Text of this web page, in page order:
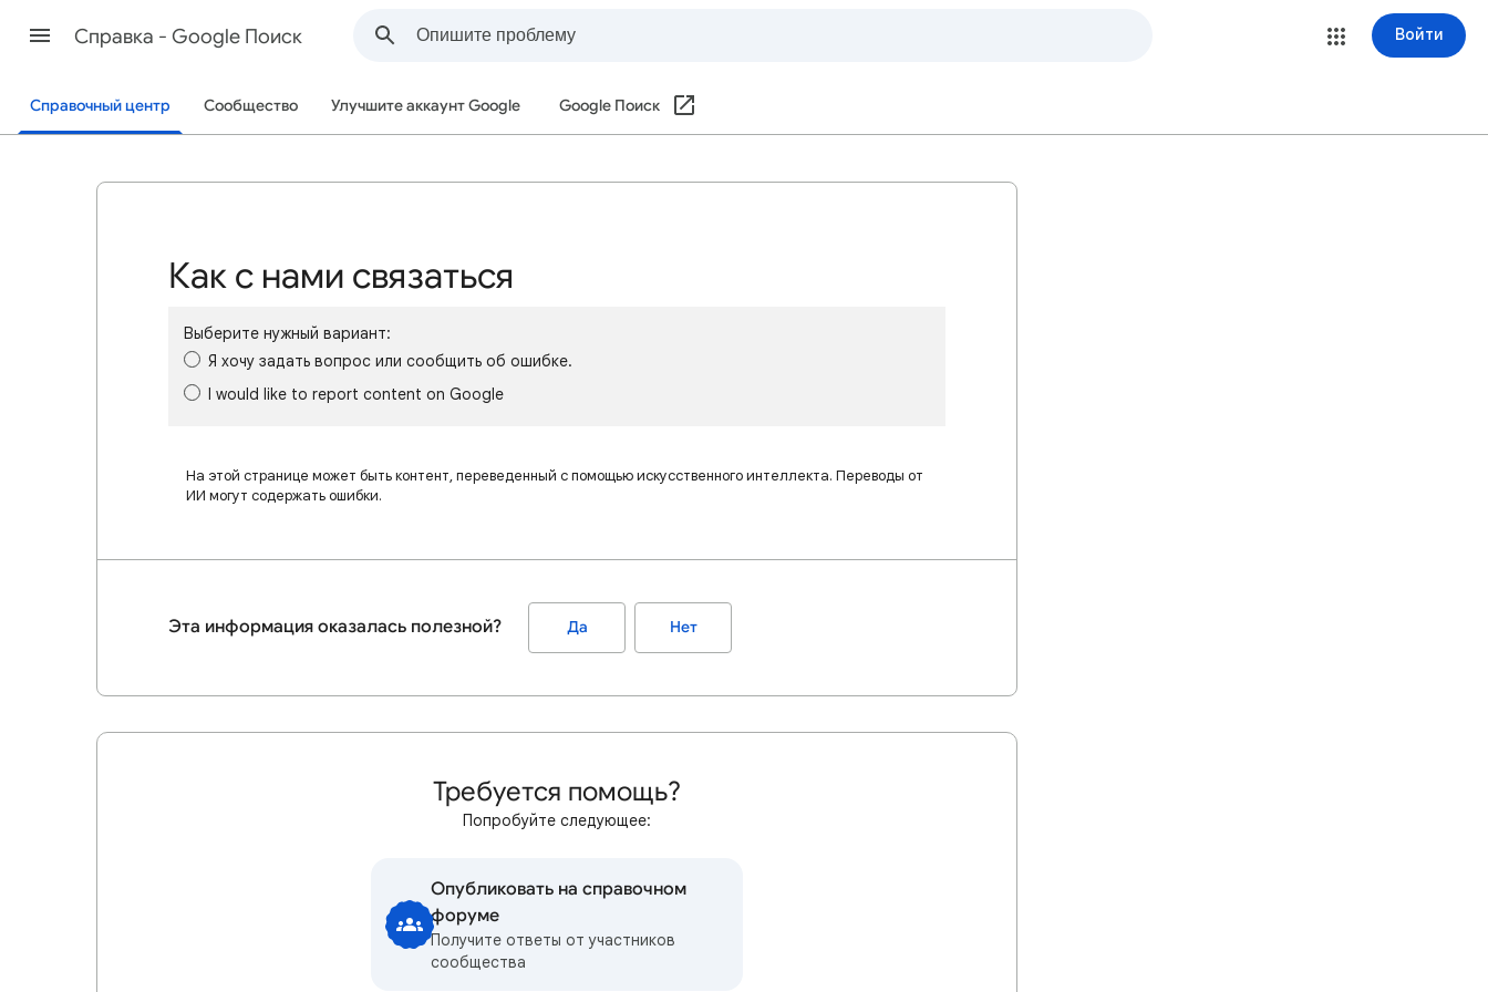
Cправка - Google Поиск Войти
Справочный центр Сообщество Улучшите аккаунт Google Google Поиск
Как с нами связаться
Выберите нужный вариант:
Я хочу задать вопрос или сообщить об ошибке.
I would like to report content on Google
На этой странице может быть контент, переведенный с помощью искусственного интеллекта. Переводы от
ИИ могут содержать ошибки.
Эта информация оказалась полезной? Да Нет
Требуется помощь?
Попробуйте следующее:
Опубликовать на справочном
форуме
Получите ответы от участников
сообщества